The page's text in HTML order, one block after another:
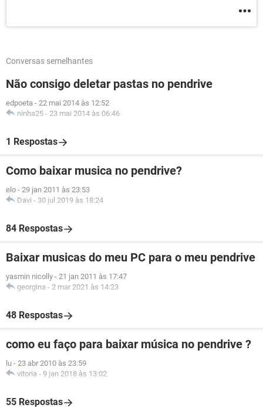
Conversas semelhantes
Não consigo deletar pastas no pendrive
edpoeta - 22 mai 2014 às 12:52
ninha25 - 23 mai 2014 às 06:46
1 Respostas
Como baixar musica no pendrive?
elo - 29 jan 2011 às 23:53
Davi - 30 jul 2019 às 18:24
84 Respostas
Baixar musicas do meu PC para o meu pendrive
yasmin nicolly - 21 jan 2011 às 17:47
georgina - 2 mar 2021 às 14:23
48 Respostas
como eu faço para baixar música no pendrive ?
lu - 23 abr 2010 às 23:59
vitoria - 9 jan 2018 às 13:02
55 Respostas